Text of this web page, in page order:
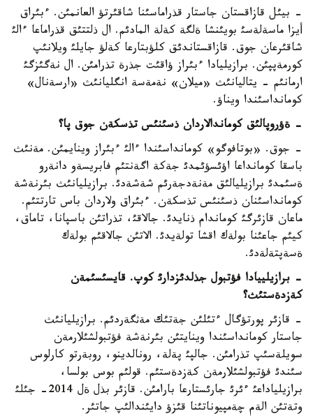
- بيئل قازاقستان جاستار قذراماسئنا شاقئرتؤ العانمئن. ءبئراق
أيزا ماسةلةسئ بويئنشا ةلگة كةلة المادئم. ال ذلتتئق قذراماعا ءالئ
شاقئرعان جوق. قازاقستاندئق كلؤبتارعا كةلؤ جايلئ ويلانئپ
كورمةپپئن. برازيليادا ءبئراز ؤاقئت جذرة تذرامئن. ال نةگئزگئ
ارمانئم - يتاليانئث «ميلان» نةمةسة انگليانئث «ارسةنال»
كومانداسئندا ويناؤ.
- ةؤروپالئق كوماندالاردان ذسئنئس تذسكةن جوق پا؟
- جوق. «بوتافوگو» كومانداسئندا ءالئ ءبئراز وينايمئن. مةنئث
باسقا كومانداعا اؤئسؤئمدئ جةكة اگةنتئم فابريسةو دانةرو
ةسئمدئ برازيليالئق مةنةدجةرئم شةشةدئ. برازيليانئث بئرنةشة
كومانداسئنان ذسئنئس تذسكةن. ءبئراق ولاردان باس تارتتئم.
ماعان قازئرگئ كوماندام ذنايدئ. جالاقئ، تذراتئن باسپانا، تاماق،
كيئم جاعئنا بولةك اقشا تولةيدئ. الاتئن جالاقئم بولةك
ةسةپتةلةدئ.
- برازيلييادا فؤتبول جذلدئزدارئ كوپ. قايسئسئمةن
كةزدةستئث؟
- قازئر پورتؤگال ءتئلئن جةتئك مةثگةردئم. برازيليانئث
جاستار كومانداسئندا وينايتئن بئرنةشة فؤتبولشئلارمةن
سويلةسئپ تذرامئن. جالپئ پةلة، رونالدينو، روبةرتو كارلوس
سئندئ فؤتبولشئلارمةن كةزدةستئم. قولئم بوس بولسا،
برازيلياداعئ ءئرئ جارئستارعا بارامئن. قازئر بذل ةل 2014- جئلئ
وتةتئن الةم چةمپيوناتئنا قئزؤ دايئندالئپ جاتئر.